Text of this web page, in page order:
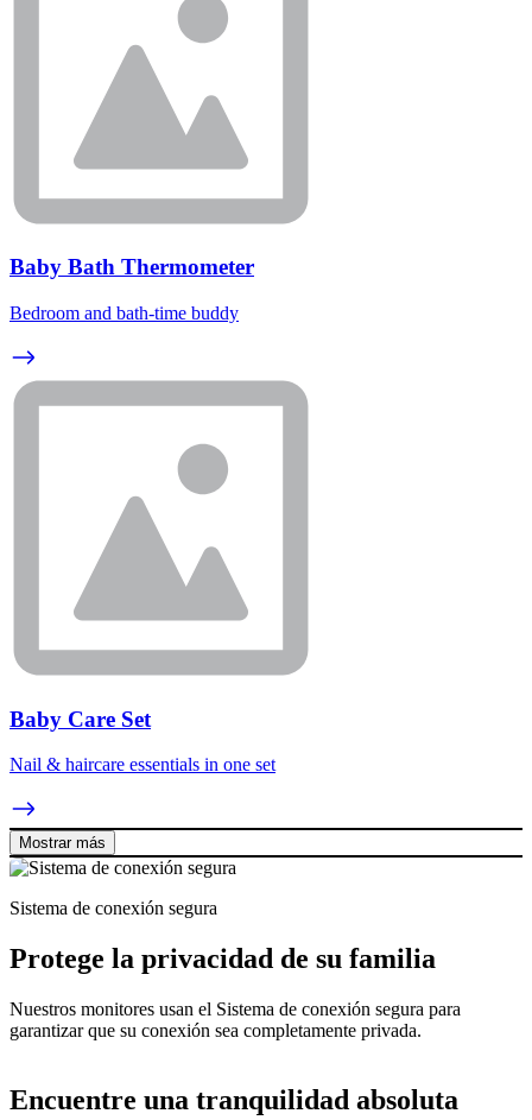
Baby Bath Thermometer
Bedroom and bath-time buddy
Baby Care Set
Nail & haircare essentials in one set
Mostrar más
Sistema de conexión segura
Protege la privacidad de su familia
Nuestros monitores usan el Sistema de conexión segura para
garantizar que su conexión sea completamente privada.
Encuentre una tranquilidad absoluta